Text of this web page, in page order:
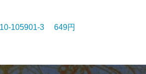
105901-3 649円